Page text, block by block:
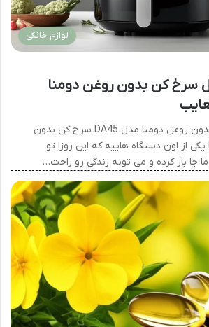
لوازم خانگی
سرخ کن بدون روغن دومنا
نقد و بررسی سرخ کن بدون روغن دومنا مدل DA45 سرخ کن بدون
روغن دومنا مدل DA45 یکی از اون دستگاه هاییه که این روزا تو
جا باز کرده و می تونه زندگی رو راحت…